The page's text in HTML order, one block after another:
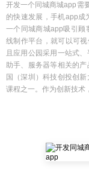
开发一个同城商城app需
的快速发展，手机app成
一个同城商城app吸引顾
线制作平台，就可以可
且应用公园采用一站式
助手、服务器等相关的
国（深圳）科技创投创
课程之一。作为创新技术